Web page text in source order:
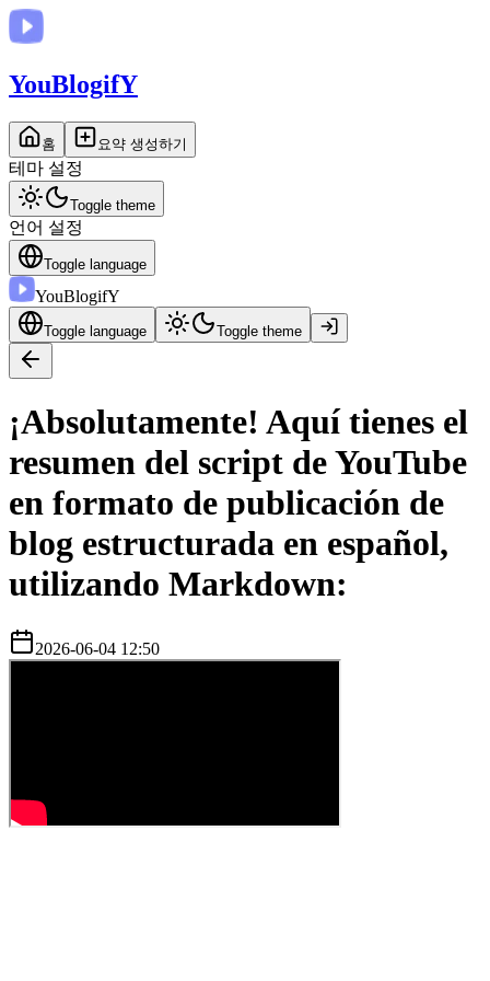
YouBlogifY
홈 요약 생성하기
테마 설정
Toggle theme
언어 설정
Toggle language
YouBlogifY
Toggle language Toggle theme
¡Absolutamente! Aquí tienes el
resumen del script de YouTube
en formato de publicación de
blog estructurada en español,
utilizando Markdown:
2026-06-04 12:50